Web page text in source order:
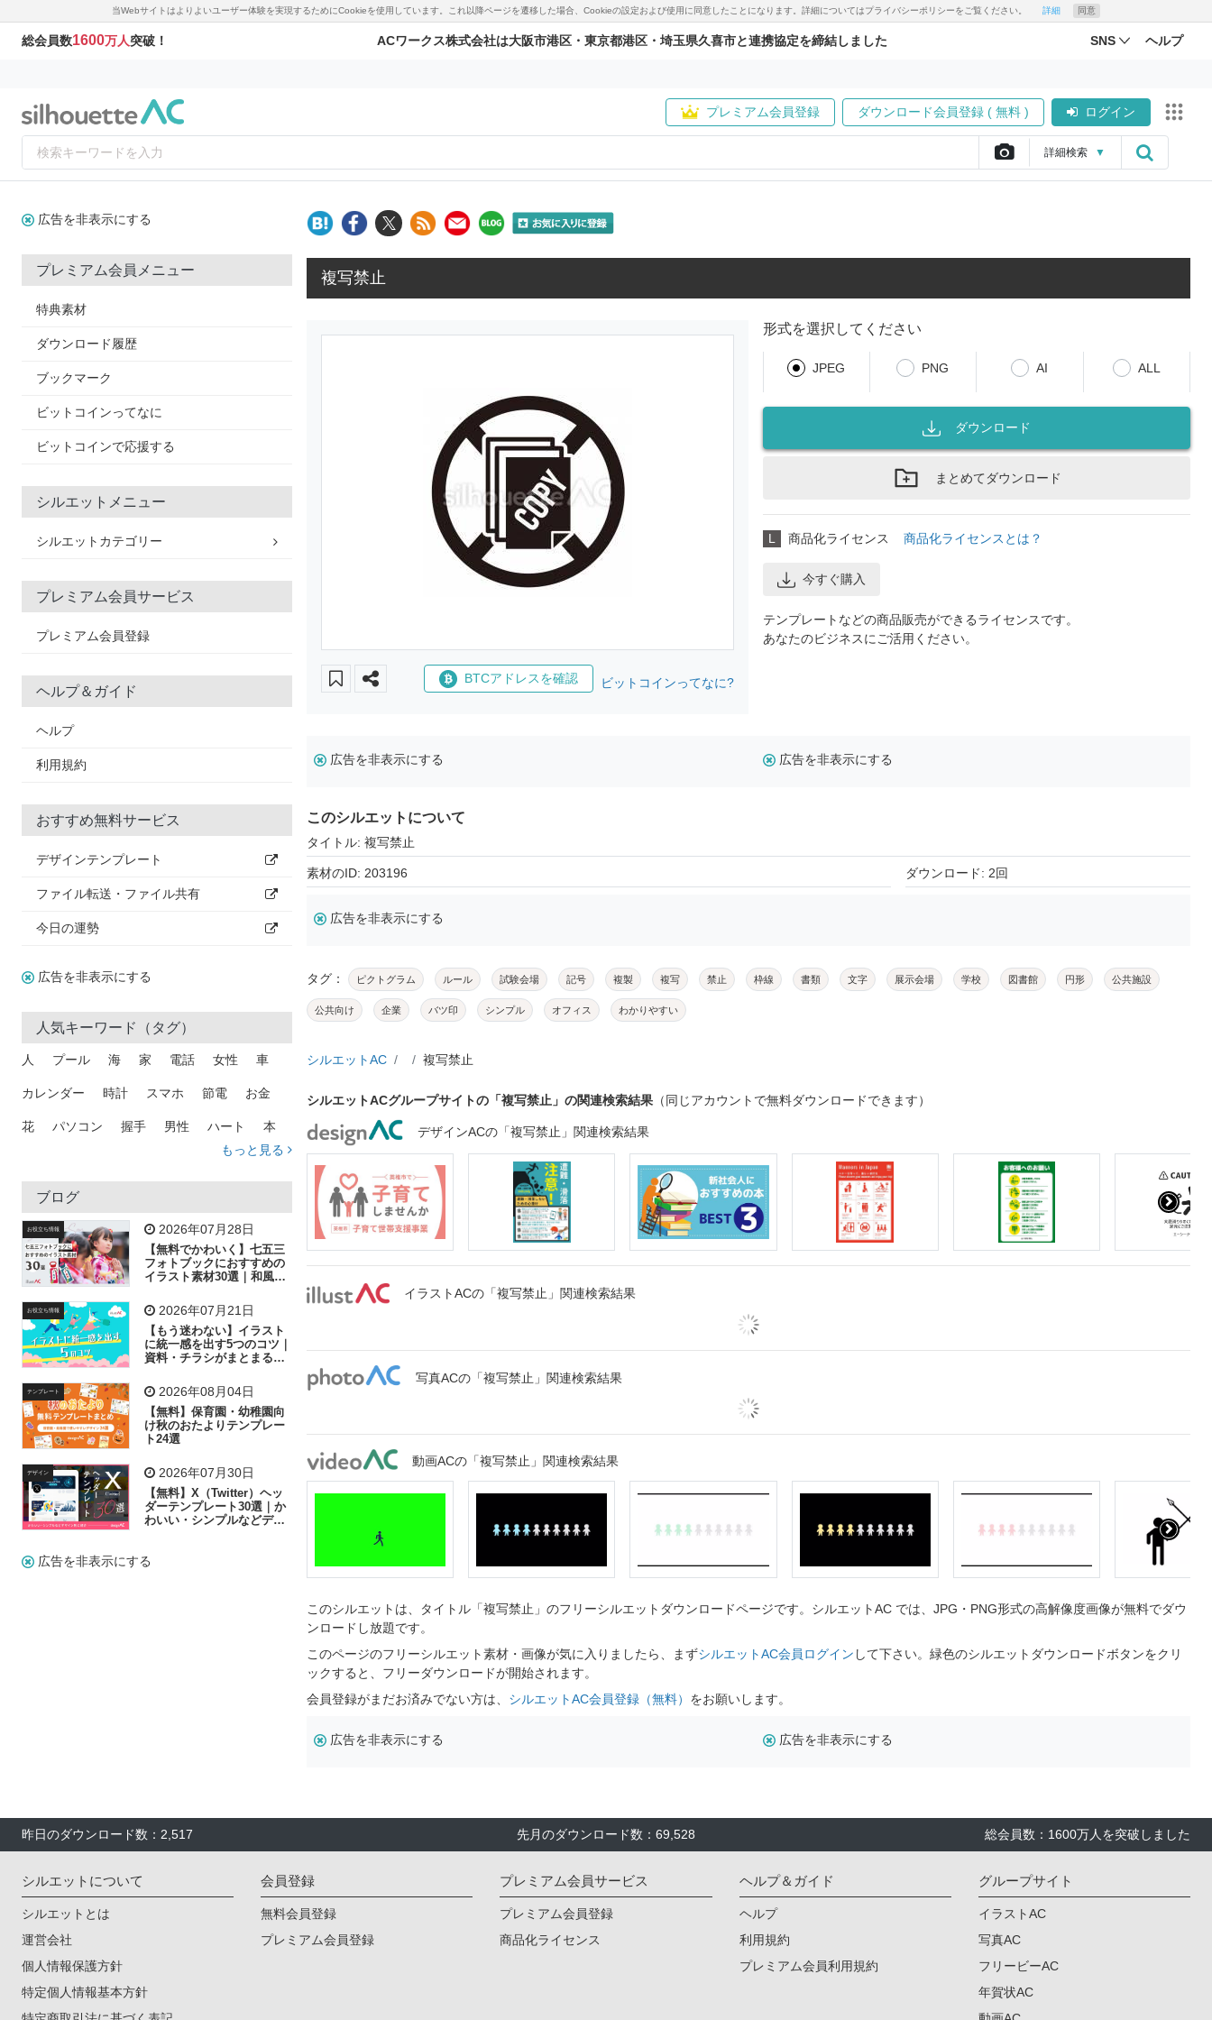
当Webサイトはよりよいユーザー体験を実現するためにCookieを使用しています。これ以降ページを遷移した場合、Cookieの設定および使用に同意したことになります。詳細についてはプライバシーポリシーをご覧ください。 詳細 同意
総会員数1600万人突破！ ACワークス株式会社は大阪市港区・東京都港区・埼玉県久喜市と連携協定を締結しました SNS ヘルプ
プレミアム会員登録 ダウンロード会員登録 ( 無料 ) ログイン
詳細検索 ▼
広告を非表示にする
プレミアム会員メニュー
特典素材
ダウンロード履歴
ブックマーク
ビットコインってなに
ビットコインで応援する
シルエットメニュー
シルエットカテゴリー
プレミアム会員サービス
プレミアム会員登録
ヘルプ＆ガイド
ヘルプ
利用規約
おすすめ無料サービス
デザインテンプレート
ファイル転送・ファイル共有
今日の運勢
広告を非表示にする
人気キーワード（タグ）
人 プール 海 家 電話 女性 車
カレンダー 時計 スマホ 節電 お金
花 パソコン 握手 男性 ハート 本
トラック 木
吹き出し
飛行機 グラフ ビル 魚 家族 書類
歩く 工場 会社 太陽 キラキラ
子供 作業員 相談 ピクトグラム
もっと見る
ブログ
お役立ち情報 2026年07月28日
【無料でかわいく】七五三
フォトブックにおすすめの
イラスト素材30選｜和風の
お役立ち情報 2026年07月21日
【もう迷わない】イラスト
に統一感を出す5つのコツ｜
資料・チラシがまとまるフ
テンプレート 2026年08月04日
【無料】保育園・幼稚園向
け秋のおたよりテンプレー
ト24選
デザイン 2026年07月30日
【無料】X（Twitter）ヘッ
ダーテンプレート30選｜か
わいい・シンプルなどデザ
広告を非表示にする
複写禁止
BTCアドレスを確認 ビットコインってなに?
形式を選択してください
JPEG PNG AI ALL
ダウンロード
まとめてダウンロード
L 商品化ライセンス 商品化ライセンスとは？
今すぐ購入
テンプレートなどの商品販売ができるライセンスです。
あなたのビジネスにご活用ください。
広告を非表示にする 広告を非表示にする
このシルエットについて
タイトル: 複写禁止
素材のID: 203196 ダウンロード: 2回
広告を非表示にする
タグ： ピクトグラム ルール 試験会場 記号 複製 複写 禁止 枠線 書類 文字 展示会場 学校 図書館 円形 公共施設
公共向け 企業 バツ印 シンプル オフィス わかりやすい
シルエットAC 複写禁止
シルエットACグループサイトの「複写禁止」の関連検索結果 （同じアカウントで無料ダウンロードできます）
デザインACの「複写禁止」関連検索結果
イラストACの「複写禁止」関連検索結果
写真ACの「複写禁止」関連検索結果
動画ACの「複写禁止」関連検索結果
このシルエットは、タイトル「複写禁止」のフリーシルエットダウンロードページです。シルエットAC では、JPG・PNG形式の高解像度画像が無料でダウ
ンロードし放題です。
このページのフリーシルエット素材・画像が気に入りましたら、まずシルエットAC会員ログイン して下さい。緑色のシルエットダウンロードボタンをクリ
ックすると、フリーダウンロードが開始されます。
会員登録がまだお済みでない方は、 シルエットAC会員登録（無料） をお願いします。
広告を非表示にする 広告を非表示にする
昨日のダウンロード数：2,517 先月のダウンロード数：69,528 総会員数：1600万人を突破しました
シルエットについて
シルエットとは
運営会社
個人情報保護方針
特定個人情報基本方針
会員登録
無料会員登録
プレミアム会員登録
プレミアム会員サービス
プレミアム会員登録
商品化ライセンス
ヘルプ＆ガイド
ヘルプ
利用規約
プレミアム会員利用規約
グループサイト
イラストAC
写真AC
フリービーAC
年賀状AC